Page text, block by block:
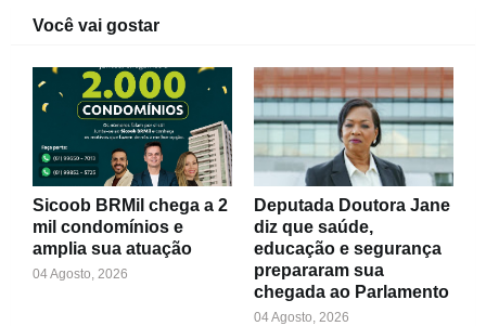
Você vai gostar
Sicoob BRMil chega a 2
mil condomínios e
amplia sua atuação
04 Agosto, 2026
Deputada Doutora Jane
diz que saúde,
educação e segurança
prepararam sua
chegada ao Parlamento
04 Agosto, 2026